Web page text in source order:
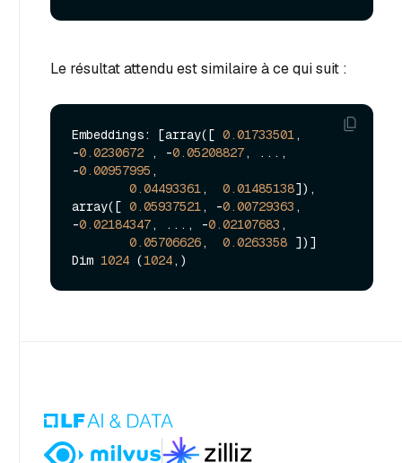
Le résultat attendu est similaire à ce qui suit :
Embeddings: [array([ 0.01733501,
-0.0230672 , -0.05208827, ...,
-0.00957995 ,
0.04493361, 0.01485138]),
array([ 0.05937521, -0.00729363 ,
-0.02184347, ..., -0.02107683 ,
0.05706626, 0.0263358 ])]
Dim 1024 (1024